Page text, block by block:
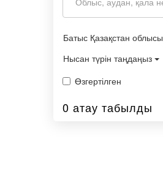
Батыс Қазақстан облысы
Нысан түрін таңдаңыз
Өзгертілген
0 атау табылды